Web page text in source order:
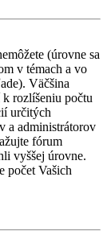
(úrovne sa
v témach a vo
Väčšina
rozlíšeniu počtu
určitých
a administrátorov
fórum
vyššej úrovne.
počet Vašich